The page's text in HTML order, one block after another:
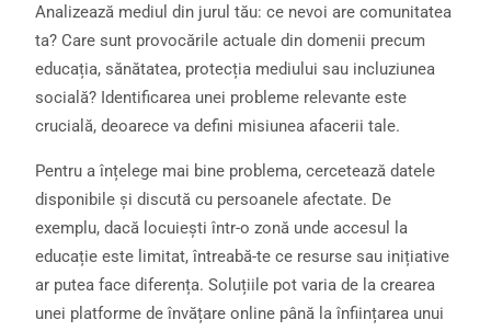
Analizează mediul din jurul tău: ce nevoi are comunitatea
ta? Care sunt provocările actuale din domenii precum
educația, sănătatea, protecția mediului sau incluziunea
socială? Identificarea unei probleme relevante este
crucială, deoarece va defini misiunea afacerii tale.
Pentru a înțelege mai bine problema, cercetează datele
disponibile și discută cu persoanele afectate. De
exemplu, dacă locuiești într-o zonă unde accesul la
educație este limitat, întreabă-te ce resurse sau inițiative
ar putea face diferența. Soluțiile pot varia de la crearea
unei platforme de învățare online până la înființarea unui